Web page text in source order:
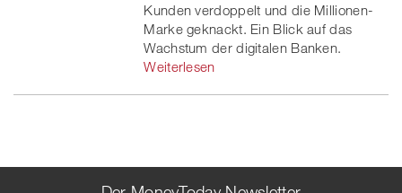
Kunden verdoppelt und die Millionen-
Marke geknackt. Ein Blick auf das
Wachstum der digitalen Banken.
Weiterlesen